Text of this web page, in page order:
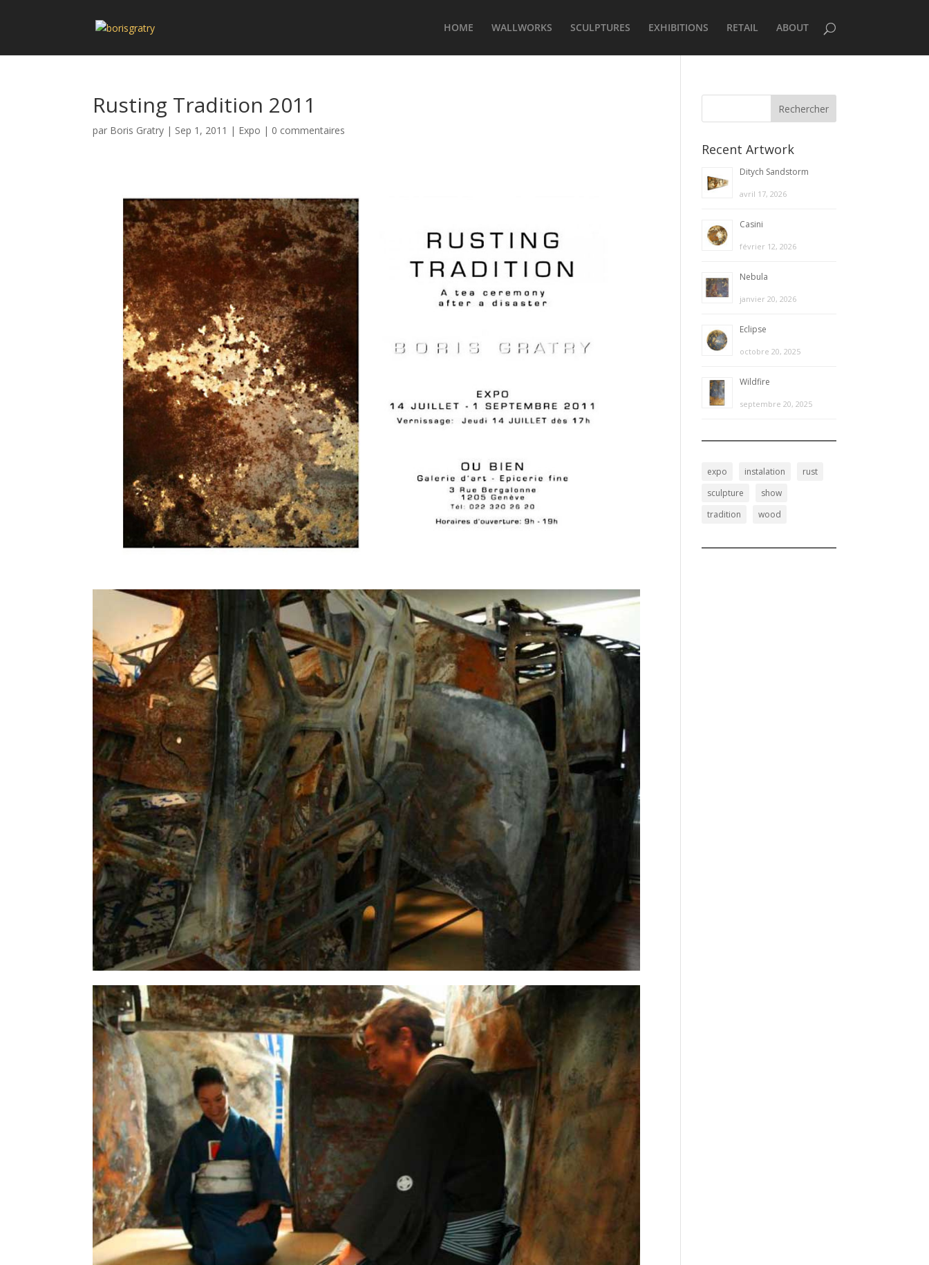
HOME WALLWORKS SCULPTURES EXHIBITIONS RETAIL ABOUT
Rusting Tradition 2011
par Boris Gratry | Sep 1, 2011 | Expo | 0 commentaires
Recent Artwork
Ditych Sandstorm
avril 17, 2026
Casini
février 12, 2026
Nebula
janvier 20, 2026
Eclipse
octobre 20, 2025
Wildfire
septembre 20, 2025
expo instalation
rust
sculpture
show
tradition
wood